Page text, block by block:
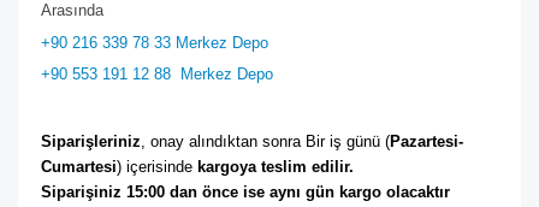
Arasında
+90 216 339 78 33 Merkez Depo
+90 553 191 12 88 Merkez Depo
Siparişleriniz, onay alındıktan sonra Bir iş günü (Pazartesi-
Cumartesi) içerisinde kargoya teslim edilir.
Siparişiniz 15:00 dan önce ise aynı gün kargo olacaktır